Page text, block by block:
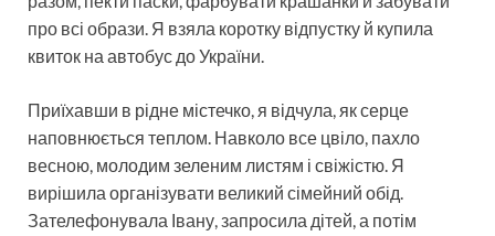
про всі образи. Я взяла коротку відпустку й купила
квиток на автобус до України.
Приїхавши в рідне містечко, я відчула, як серце
наповнюється теплом. Навколо все цвіло, пахло
весною, молодим зеленим листям і свіжістю. Я
вирішила організувати великий сімейний обід.
Зателефонувала Івану, запросила дітей, а потім